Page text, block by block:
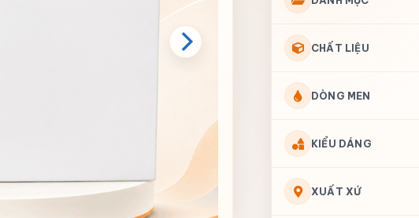
CHẤT LIỆU
DÒNG MEN
KIỂU DÁNG
XUẤT XỨ